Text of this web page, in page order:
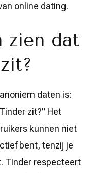
online dating.
zien dat
daten is:
zit?” Het
kunnen niet
bent, tenzij je
Tinder respecteert